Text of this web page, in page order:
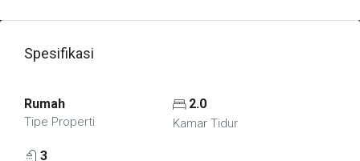
Spesifikasi
Rumah
Tipe Properti
2.0
Kamar Tidur
3